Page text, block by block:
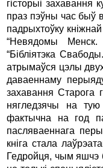
гісторыі захавання
праз пэўны час быў
падрыхтоўку
“Невядомы Менск.
“Бібліятэка
атрымаўся цэлы
даваеннаму
захавання Старога
нягледзячы на
фактычна на год
пасляваеннага
кніга стала
Гедройця, чым яшчэ